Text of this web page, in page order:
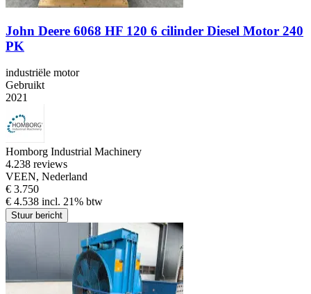
John Deere 6068 HF 120 6 cilinder Diesel Motor 240
PK
industriële motor
Gebruikt
2021
Homborg Industrial Machinery
4.238 reviews
VEEN, Nederland
€ 3.750
€ 4.538 incl. 21% btw
Stuur bericht